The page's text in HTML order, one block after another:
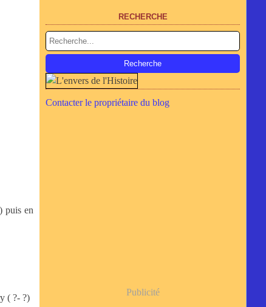
puis en
( ?- ?)
RECHERCHE
Contacter le propriétaire du blog
Publicité